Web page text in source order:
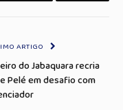
ARTIGO
do Jabaquara recria
Pelé em desafio com